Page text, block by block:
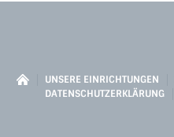
UNSERE EINRICHTUNGEN
DATENSCHUTZERKLÄRUNG